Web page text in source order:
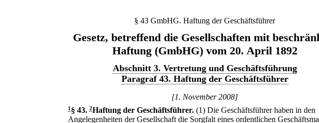
§ 43 GmbHG. Haftung der Geschäftsführer
Gesetz, betreffend die Gesellschaften mit
Haftung (GmbHG) vom 20. April 1892
Abschnitt 3. Vertretung und Geschäftsführung
Paragraf 43. Haftung der Geschäftsführer
[1. November 2008]
1 § 43. 2Haftung der Geschäftsführer. (1) Die Geschäftsführer haben in den
Angelegenheiten der Gesellschaft die Sorgfalt eines ordentlichen